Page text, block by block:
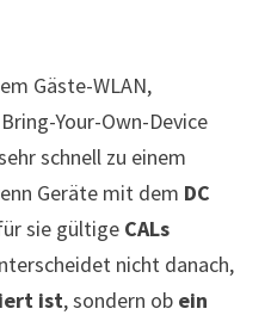
Gäste-WLAN,
Your-Own-Device
schnell zu einem
Geräte mit dem DC
sie gültige CALs
nicht danach,
ist, sondern ob ein